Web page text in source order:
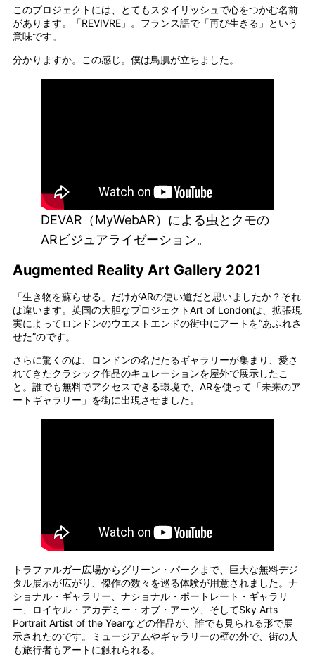
このプロジェクトには、とてもスタイリッシュで心をつかむ名前
があります。「REVIVRE」。フランス語で「再び生きる」という
意味です。
分かりますか。この感じ。僕は鳥肌が立ちました。
DEVAR（MyWebAR）による虫とクモの
ARビジュアライゼーション。
Augmented Reality Art Gallery 2021
「生き物を蘇らせる」だけがARの使い道だと思いましたか？それ
は違います。英国の大胆なプロジェクトArt of Londonは、拡張現
実によってロンドンのウエストエンドの街中にアートを“あふれさ
せた”のです。
さらに驚くのは、ロンドンの名だたるギャラリーが集まり、愛さ
れてきたクラシック作品のキュレーションを屋外で展示したこ
と。誰でも無料でアクセスできる環境で、ARを使って「未来のア
ートギャラリー」を街に出現させました。
トラファルガー広場からグリーン・パークまで、巨大な無料デジ
タル展示が広がり、傑作の数々を巡る体験が用意されました。ナ
ショナル・ギャラリー、ナショナル・ポートレート・ギャラリ
ー、ロイヤル・アカデミー・オブ・アーツ、そしてSky Arts
Portrait Artist of the Yearなどの作品が、誰でも見られる形で展
示されたのです。ミュージアムやギャラリーの壁の外で、街の人
も旅行者もアートに触れられる。